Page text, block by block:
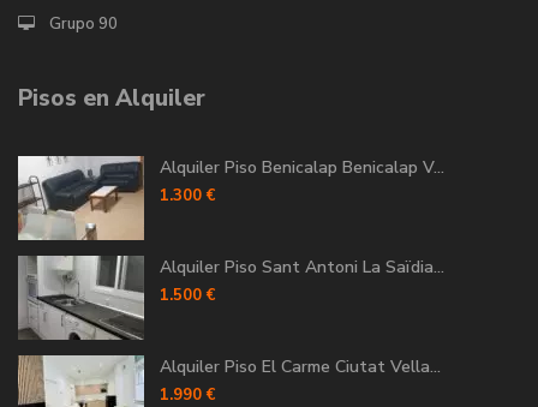
Grupo 90
Pisos en Alquiler
Alquiler Piso Benicalap Benicalap V...
1.300 €
Alquiler Piso Sant Antoni La Saïdia...
1.500 €
Alquiler Piso El Carme Ciutat Vella...
1.990 €